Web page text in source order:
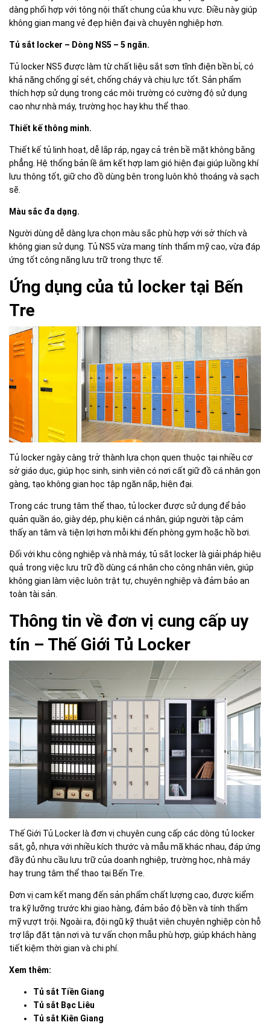
dàng phối hợp với tông nội thất chung của khu vực. Điều này giúp
không gian mang vẻ đẹp hiện đại và chuyên nghiệp hơn.
Tủ sắt locker – Dòng NS5 – 5 ngăn.
Tủ locker NS5 được làm từ chất liệu sắt sơn tĩnh điện bền bỉ, có
khả năng chống gỉ sét, chống cháy và chịu lực tốt. Sản phẩm
thích hợp sử dụng trong các môi trường có cường độ sử dụng
cao như nhà máy, trường học hay khu thể thao.
Thiết kế thông minh.
Thiết kế tủ linh hoạt, dễ lắp ráp, ngay cả trên bề mặt không bằng
phẳng. Hệ thống bản lề âm kết hợp lam gió hiện đại giúp luồng khí
lưu thông tốt, giữ cho đồ dùng bên trong luôn khô thoáng và sạch
sẽ.
Màu sắc đa dạng.
Người dùng dễ dàng lựa chọn màu sắc phù hợp với sở thích và
không gian sử dụng. Tủ NS5 vừa mang tính thẩm mỹ cao, vừa đáp
ứng tốt công năng lưu trữ trong thực tế.
Ứng dụng của tủ locker tại Bến
Tre
Tủ locker ngày càng trở thành lựa chọn quen thuộc tại nhiều cơ
sở giáo dục, giúp học sinh, sinh viên có nơi cất giữ đồ cá nhân gọn
gàng, tạo không gian học tập ngăn nắp, hiện đại.
Trong các trung tâm thể thao, tủ locker được sử dụng để bảo
quản quần áo, giày dép, phụ kiện cá nhân, giúp người tập cảm
thấy an tâm và tiện lợi hơn mỗi khi đến phòng gym hoặc hồ bơi.
Đối với khu công nghiệp và nhà máy, tủ sắt locker là giải pháp hiệu
quả trong việc lưu trữ đồ dùng cá nhân cho công nhân viên, giúp
không gian làm việc luôn trật tự, chuyên nghiệp và đảm bảo an
toàn tài sản.
Thông tin về đơn vị cung cấp uy
tín – Thế Giới Tủ Locker
Thế Giới Tủ Locker là đơn vị chuyên cung cấp các dòng tủ locker
sắt, gỗ, nhựa với nhiều kích thước và mẫu mã khác nhau, đáp ứng
đầy đủ nhu cầu lưu trữ của doanh nghiệp, trường học, nhà máy
hay trung tâm thể thao tại Bến Tre.
Đơn vị cam kết mang đến sản phẩm chất lượng cao, được kiểm
tra kỹ lưỡng trước khi giao hàng, đảm bảo độ bền và tính thẩm
mỹ vượt trội. Ngoài ra, đội ngũ kỹ thuật viên chuyên nghiệp còn hỗ
trợ lắp đặt tận nơi và tư vấn chọn mẫu phù hợp, giúp khách hàng
tiết kiệm thời gian và chi phí.
Xem thêm:
Tủ sắt Tiền Giang
Tủ sắt Bạc Liêu
Tủ sắt Kiên Giang